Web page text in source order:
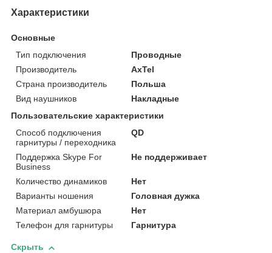
Характеристики
Основные
Тип подключения
Проводные
Производитель
AxTel
Страна производитель
Польша
Вид наушников
Накладные
Пользовательские характеристики
Способ подключения
гарнитуры / переходника
QD
Поддержка Skype For
Business
Не поддерживает
Количество динамиков
Нет
Варианты ношения
Головная дужка
Материал амбушюра
Нет
Телефон для гарнитуры
Гарнитура
Скрыть